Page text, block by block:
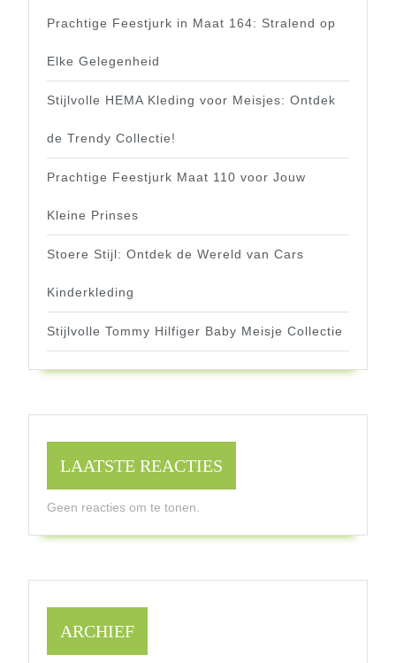
Prachtige Feestjurk in Maat 164: Stralend op
Elke Gelegenheid
Stijlvolle HEMA Kleding voor Meisjes: Ontdek
de Trendy Collectie!
Prachtige Feestjurk Maat 110 voor Jouw
Kleine Prinses
Stoere Stijl: Ontdek de Wereld van Cars
Kinderkleding
Stijlvolle Tommy Hilfiger Baby Meisje Collectie
LAATSTE REACTIES
Geen reacties om te tonen.
ARCHIEF